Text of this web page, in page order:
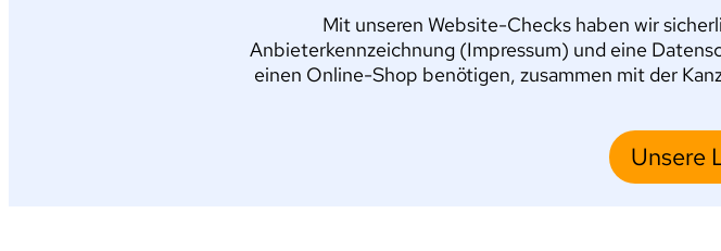
Mit unseren Website-Checks haben wir
Anbieterkennzeichnung (Impressum) und eine
einen Online-Shop benötigen, zusammen mit der
Unsere